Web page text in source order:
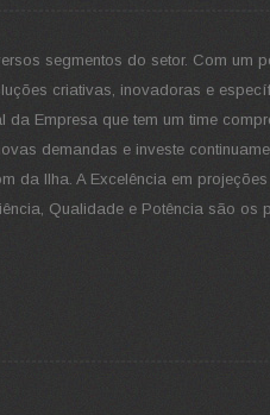
segmentos do setor. Com um
criativas, inovadoras e
Empresa que tem um time
demandas e investe
da Ilha. A Excelência em
Qualidade e Potência são os